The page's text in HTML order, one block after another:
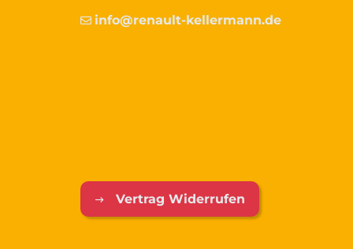
info@renault-kellermann.de
Vertrag Widerrufen